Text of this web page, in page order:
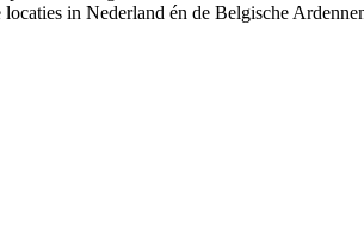
in Nederland én de Belgische